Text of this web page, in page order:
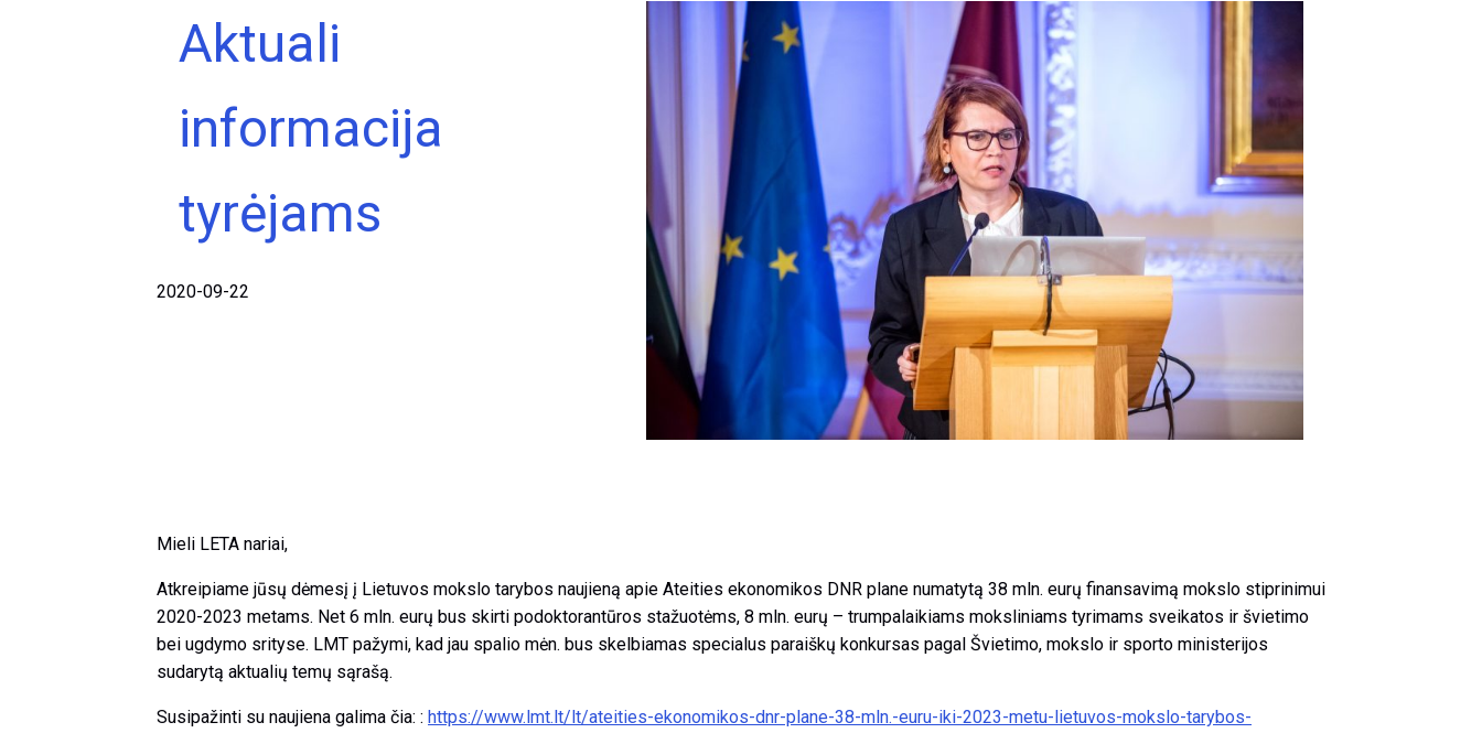
Aktuali
informacija
tyrėjams
2020-09-22
Mieli LETA nariai,
Atkreipiame jūsų dėmesį į Lietuvos mokslo tarybos naujieną apie Ateities ekonomikos DNR plane numatytą 38 mln. eurų finansavimą mokslo stiprinimui
2020-2023 metams. Net 6 mln. eurų bus skirti podoktorantūros stažuotėms, 8 mln. eurų – trumpalaikiams moksliniams tyrimams sveikatos ir švietimo
bei ugdymo srityse. LMT pažymi, kad jau spalio mėn. bus skelbiamas specialus paraiškų konkursas pagal Švietimo, mokslo ir sporto ministerijos
sudarytą aktualių temų sąrašą.
Susipažinti su naujiena galima čia: : https://www.lmt.lt/lt/ateities-ekonomikos-dnr-plane-38-mln.-euru-iki-2023-metu-lietuvos-mokslo-tarybos-